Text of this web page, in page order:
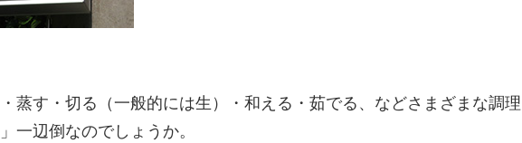
蒸す・切る（一般的には生）・和える・茹でる、などさまざまな調理
一辺倒なのでしょうか。